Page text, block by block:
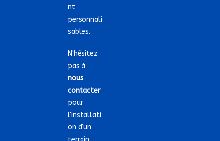
nt
personnali
sables.
N'hésitez
pas à
nous
contacter
pour
l'installati
on d'un